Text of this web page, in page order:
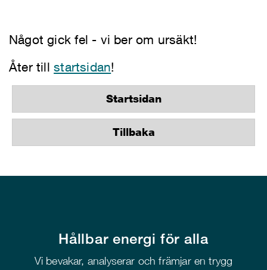
Något gick fel - vi ber om ursäkt!
Åter tillstartsidan!
Startsidan
Tillbaka
Hållbar energi för alla
Vi bevakar, analyserar och främjar en trygg